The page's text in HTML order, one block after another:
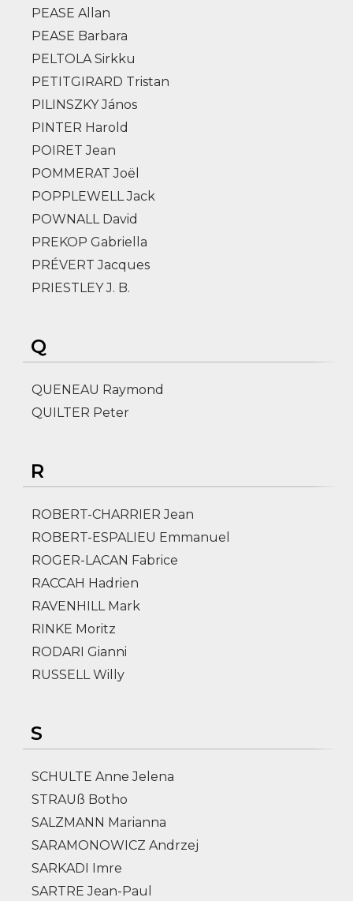
PEASE Allan
PEASE Barbara
PELTOLA Sirkku
PETITGIRARD Tristan
PILINSZKY János
PINTER Harold
POIRET Jean
POMMERAT Joël
POPPLEWELL Jack
POWNALL David
PREKOP Gabriella
PRÉVERT Jacques
PRIESTLEY J. B.
Q
QUENEAU Raymond
QUILTER Peter
R
ROBERT-CHARRIER Jean
ROBERT-ESPALIEU Emmanuel
ROGER-LACAN Fabrice
RACCAH Hadrien
RAVENHILL Mark
RINKE Moritz
RODARI Gianni
RUSSELL Willy
S
SCHULTE Anne Jelena
STRAUß Botho
SALZMANN Marianna
SARAMONOWICZ Andrzej
SARKADI Imre
SARTRE Jean-Paul